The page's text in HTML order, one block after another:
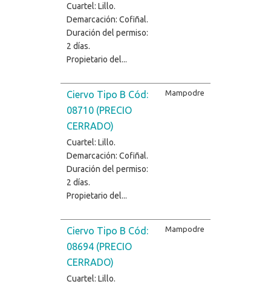
Cuartel: Lillo.
Demarcación: Cofiñal.
Duración del permiso:
2 días.
Propietario del...
Ciervo Tipo B Cód:
08710 (PRECIO
CERRADO)
Cuartel: Lillo.
Demarcación: Cofiñal.
Duración del permiso:
2 días.
Propietario del...
Mampodre
Ciervo Tipo B Cód:
08694 (PRECIO
CERRADO)
Cuartel: Lillo.
Mampodre